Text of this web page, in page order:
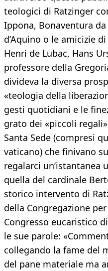
teologici di Ratzinger
Ippona, Bonaventura
d’Aquino o le amicizie
Henri de Lubac, Hans
professore della
divideva la diversa
«teologia della
gesti quotidiani e le
grato dei «piccoli
Santa Sede (compresi
vaticano) che finivano
regalarci un’istantanea
quella del cardinale
storico intervento di
della Congregazione
Congresso eucaristico
le sue parole:
collegando la fame del
del pane materiale ma